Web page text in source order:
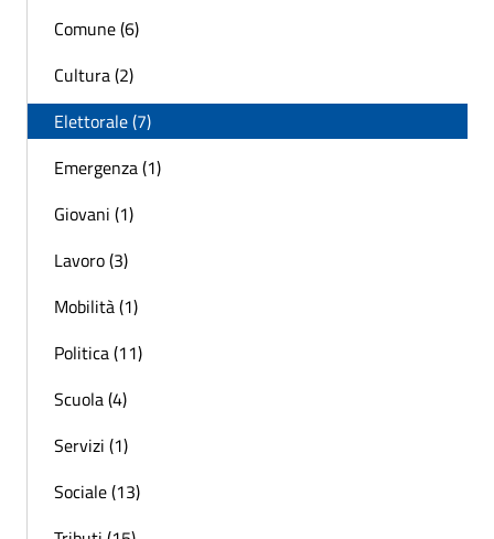
Comune (6)
Cultura (2)
Elettorale (7)
Emergenza (1)
Giovani (1)
Lavoro (3)
Mobilità (1)
Politica (11)
Scuola (4)
Servizi (1)
Sociale (13)